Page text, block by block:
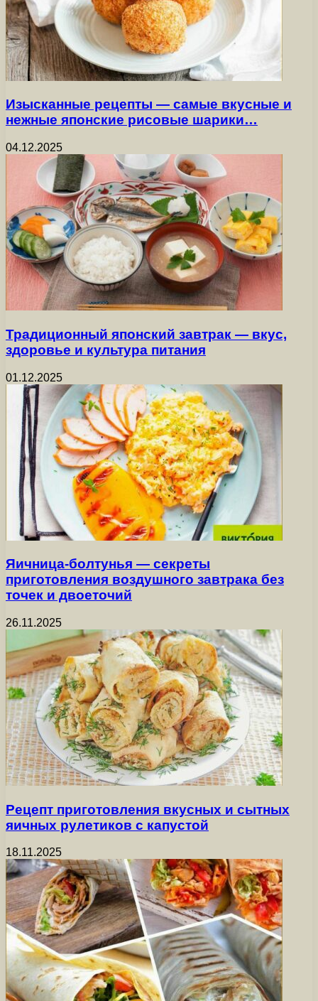
Изысканные рецепты — самые вкусные и
нежные японские рисовые шарики…
04.12.2025
Традиционный японский завтрак — вкус,
здоровье и культура питания
01.12.2025
Яичница-болтунья — секреты
приготовления воздушного завтрака без
точек и двоеточий
26.11.2025
Рецепт приготовления вкусных и сытных
яичных рулетиков с капустой
18.11.2025